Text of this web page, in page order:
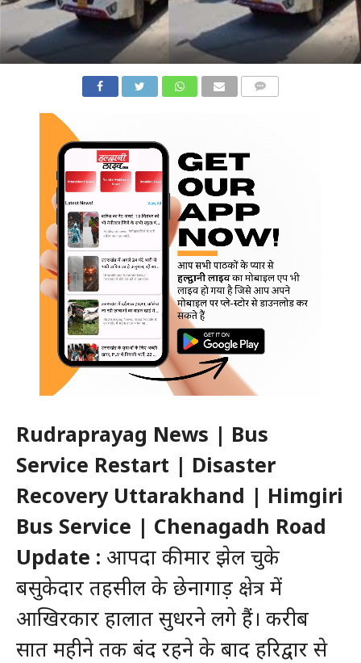
Rudraprayag News | Bus
Service Restart | Disaster
Recovery Uttarakhand | Himgiri
Bus Service | Chenagadh Road
Update : आपदा की मार झेल चुके
बसुकेदार तहसील के छेनागाड़ क्षेत्र में
आखिरकार हालात सुधरने लगे हैं। करीब
सात महीने तक बंद रहने के बाद हरिद्वार से